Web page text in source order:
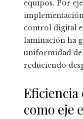
equipos. Por
control digital
laminación ha
uniformidad
reduciendo
como eje